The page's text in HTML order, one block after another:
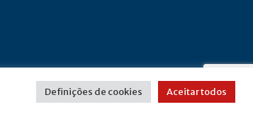
Definições de cookies Aceitar todos